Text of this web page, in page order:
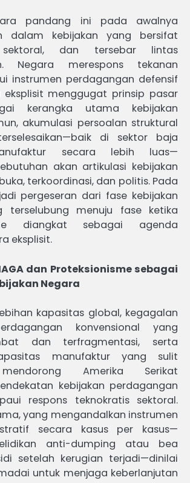
pandang ini pada awalnya
dalam kebijakan yang bersifat
sektoral, dan tersebar lintas
Negara merespons tekanan
instrumen perdagangan defensif
menggugat prinsip pasar
kerangka utama kebijakan
akumulasi persoalan struktural
di sektor baja
secara lebih luas—
akan artikulasi kebijakan
terkoordinasi, dan politis. Pada
pergeseran dari fase kebijakan
terselubung menuju fase ketika
diangkat sebagai agenda
eksplisit.
dan Proteksionisme sebagai
Negara
kapasitas global, kegagalan
konvensional yang
dan terfragmentasi, serta
manufaktur yang sulit
Amerika Serikat
kebijakan perdagangan
respons teknokratis sektoral.
yang mengandalkan instrumen
secara kasus per kasus—
anti-dumping atau bea
setelah kerugian terjadi—dinilai
untuk menjaga keberlanjutan